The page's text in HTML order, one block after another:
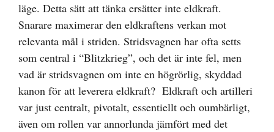
läge. Detta sätt att tänka ersätter inte eldkraft.
Snarare maximerar den eldkraftens verkan mot
relevanta mål i striden. Stridsvagnen har ofta setts
som central i “Blitzkrieg”, och det är inte fel, men
vad är stridsvagnen om inte en högrörlig, skyddad
kanon för att leverera eldkraft? Eldkraft och artilleri
var just centralt, pivotalt, essentiellt och oumbärligt,
även om rollen var annorlunda jämfört med det